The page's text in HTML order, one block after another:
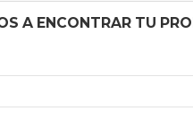
A ENCONTRAR TU